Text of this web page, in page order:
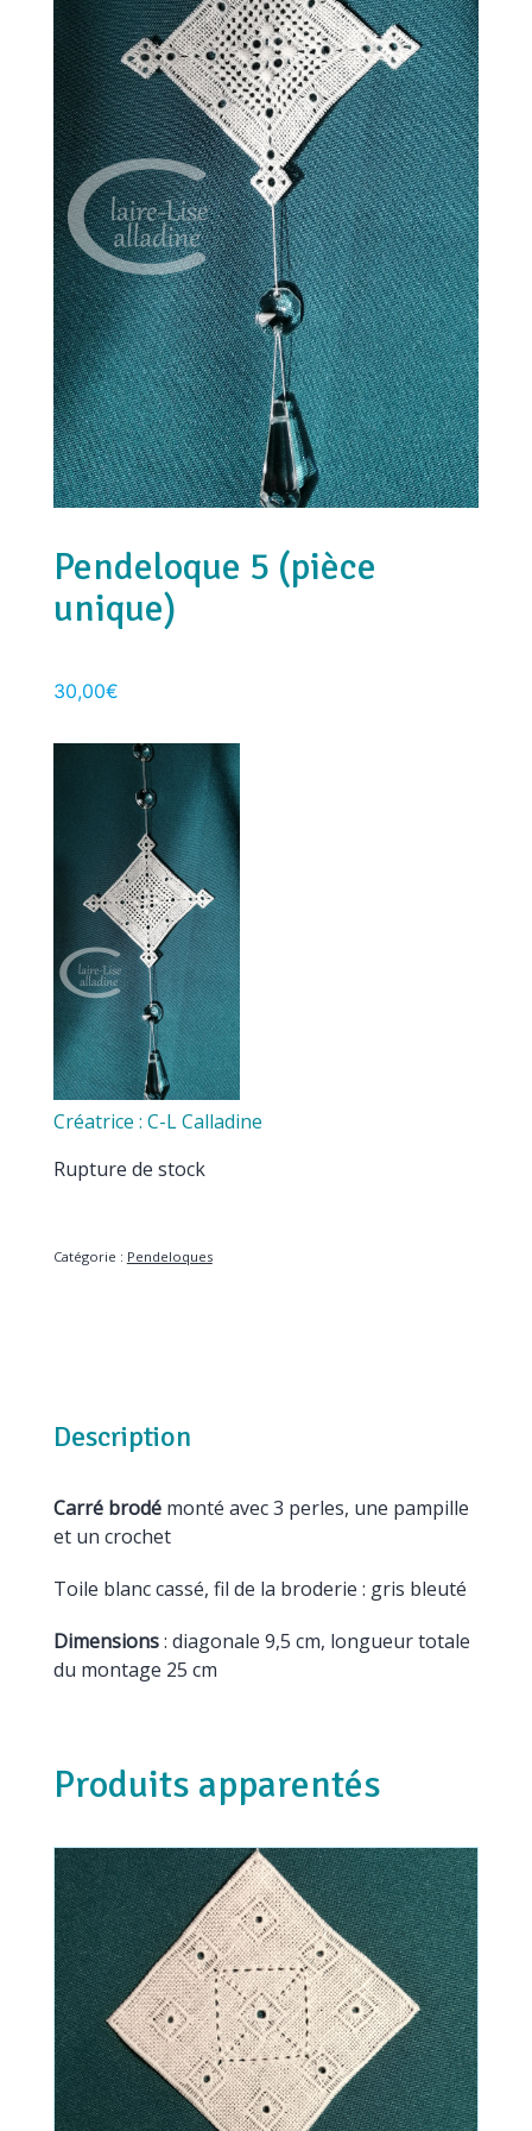
Pendeloque 5 (pièce
unique)
30,00€
Créatrice : C-L Calladine
Rupture de stock
Catégorie : Pendeloques
Description
Carré brodé monté avec 3 perles, une pampille
et un crochet
Toile blanc cassé, fil de la broderie : gris bleuté
Dimensions: diagonale 9,5 cm, longueur totale
du montage 25 cm
Produits apparentés